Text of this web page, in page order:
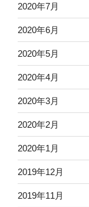
2020年7月
2020年6月
2020年5月
2020年4月
2020年3月
2020年2月
2020年1月
2019年12月
2019年11月